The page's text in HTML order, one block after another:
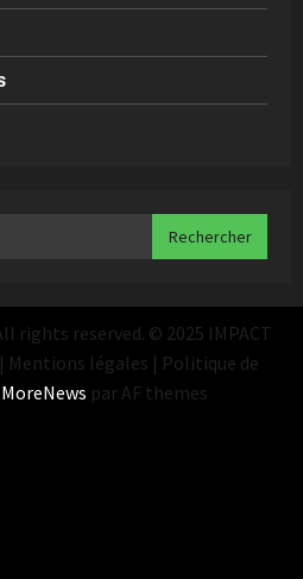
rights reserved. © 2025 IMPACT
Mentions légales | Politique de
MoreNews par AF themes